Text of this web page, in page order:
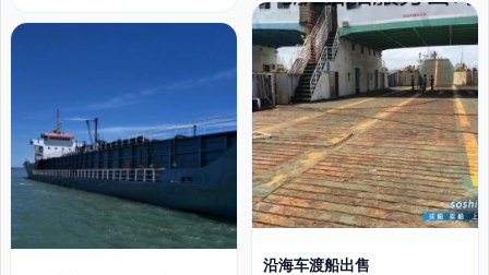
沿海车渡船出售